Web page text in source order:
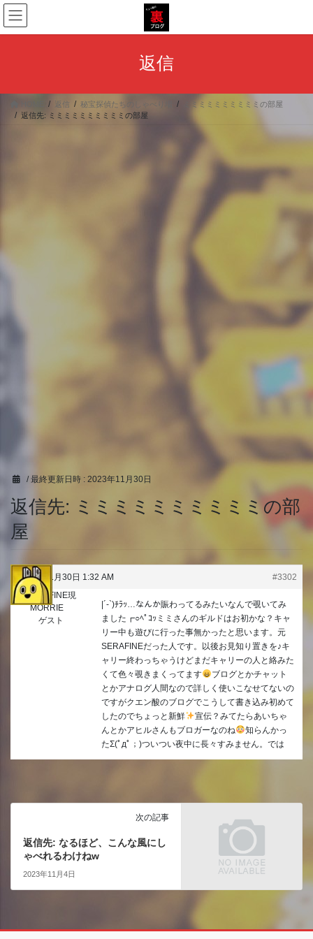
コ
ン
テ
ス
ナ
ビ
ゲ
ン
返信
返信 秘宝探偵たちのしゃべり場
ミミミミミミミミミミの部屋
返信先: ミミミミミミミミミミの部屋
/ 最終更新日時 : 2023年11月30日
返信先: ミミミミミミミミミミの部
屋
2023年11月30日 1:32 AM
#3302
元SERAFINE現
MORRIE
ゲスト
|´-`)ﾁﾗｯ…なんか賑わってるみたいなんで覗いてみ
ました┏○ﾍﾟｺｯミミさんのギルドはお初かな？キャ
リー中も遊びに行った事無かったと思います。元
SERAFINEだった人です。以後お見知り置きを♪キ
ャリー終わっちゃうけどまだキャリーの人と絡みた
くて色々覗きまくってます
ブログとかチャット
とかアナログ人間なので詳しく使いこなせてないの
ですがクエン酸のブログでこうして書き込み初めて
したのでちょっと新鮮
宣伝？みてたらあいちゃ
んとかアヒルさんもブロガーなのね
知らんかっ
たΣ(ﾟдﾟ；)ついつい夜中に長々すみません。では
次の記事
返信先: なるほど、こんな風にし
ゃべれるわけねw
2023年11月4日